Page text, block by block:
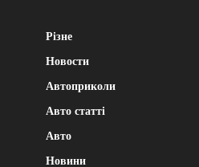
Різне
Новости
Автоприколи
Авто статті
Авто
Новини